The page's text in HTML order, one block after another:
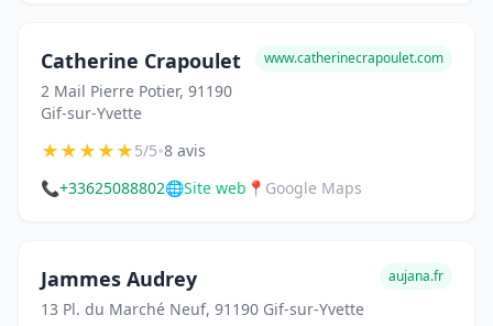
Catherine Crapoulet
2 Mail Pierre Potier, 91190
Gif-sur-Yvette
www.catherinecrapoulet.com
★★★★★5/5•8 avis
📞+33625088802🌐Site web 📍 Google Maps
Jammes Audrey
13 Pl. du Marché Neuf, 91190 Gif-sur-Yvette
aujana.fr